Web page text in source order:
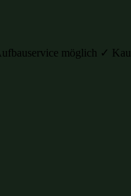
möglich ✓